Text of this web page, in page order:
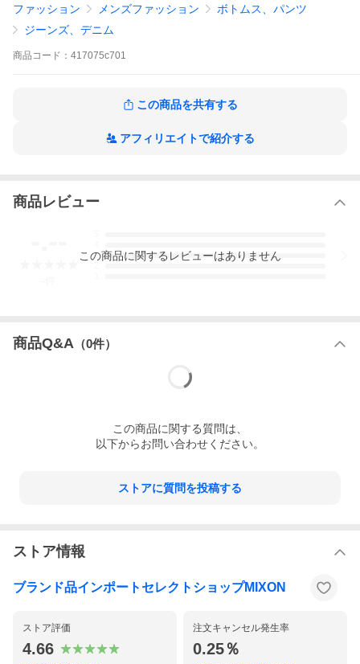
当店は他店舗と在庫を共有しています関係で、在庫有りの表示が
ある商品でもご注文後に在庫切れが生じることがございます。
これらを予めご了承いただいた上お求め下さい。
■検索キー ： AC7B B1C C2D D1E E06F
ファッション メンズファッション
ボトムス、パンツ
ジーンズ、デニム
商品 コード： 417075c701
この商品を共有する
アフィリエイトで紹介する
商品レビュー
3
この商品に関するレビューはありません
商品Q&A （0件）
この商品に関する質問は、
以下からお問い合わせください。
ストアに質問を投稿する
ストア情報
ブランド品インポートセレクトショップMIXON
ストア評価
4.66
注文キャンセル発生率
0.25％